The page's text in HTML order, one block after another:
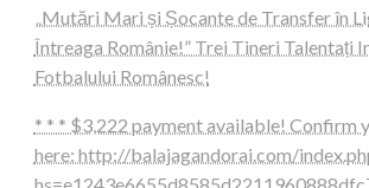
„Mutări Mari și Șocante de Transfer în
Întreaga Românie!” Trei Tineri Talentați
Fotbalului Românesc!
* * * $3,222 payment available! Confirm
here: http://balajagandorai.com/